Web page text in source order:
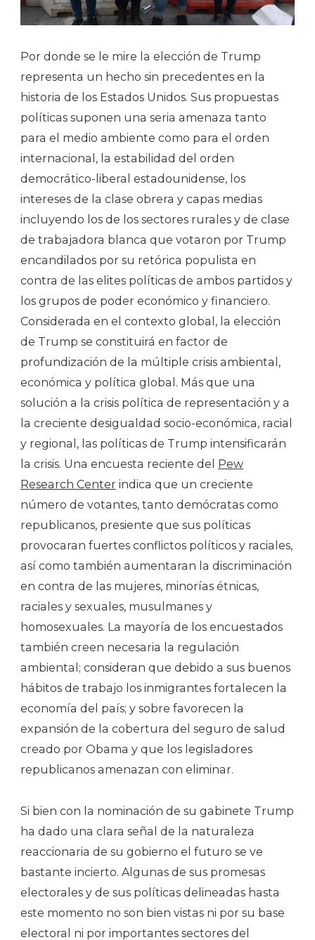
Por donde se le mire la elección de Trump
representa un hecho sin precedentes en la
historia de los Estados Unidos. Sus propuestas
políticas suponen una seria amenaza tanto
para el medio ambiente como para el orden
internacional, la estabilidad del orden
democrático-liberal estadounidense, los
intereses de la clase obrera y capas medias
incluyendo los de los sectores rurales y de clase
de trabajadora blanca que votaron por Trump
encandilados por su retórica populista en
contra de las elites políticas de ambos partidos y
los grupos de poder económico y financiero.
Considerada en el contexto global, la elección
de Trump se constituirá en factor de
profundización de la múltiple crisis ambiental,
económica y política global. Más que una
solución a la crisis política de representación y a
la creciente desigualdad socio-económica, racial
y regional, las políticas de Trump intensificarán
la crisis. Una encuesta reciente del Pew
Research Center indica que un creciente
número de votantes, tanto demócratas como
republicanos, presiente que sus políticas
provocaran fuertes conflictos políticos y raciales,
así como también aumentaran la discriminación
en contra de las mujeres, minorías étnicas,
raciales y sexuales, musulmanes y
homosexuales. La mayoría de los encuestados
también creen necesaria la regulación
ambiental; consideran que debido a sus buenos
hábitos de trabajo los inmigrantes fortalecen la
economía del país; y sobre favorecen la
expansión de la cobertura del seguro de salud
creado por Obama y que los legisladores
republicanos amenazan con eliminar.
Si bien con la nominación de su gabinete Trump
ha dado una clara señal de la naturaleza
reaccionaria de su gobierno el futuro se ve
bastante incierto. Algunas de sus promesas
electorales y de sus políticas delineadas hasta
este momento no son bien vistas ni por su base
electoral ni por importantes sectores del